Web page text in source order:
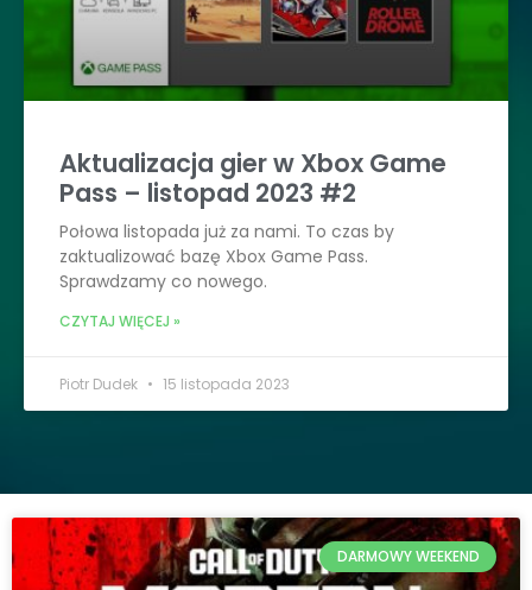
Aktualizacja gier w Xbox Game
Pass – listopad 2023 #2
Połowa listopada już za nami. To czas by
zaktualizować bazę Xbox Game Pass.
Sprawdzamy co nowego.
CZYTAJ WIĘCEJ »
Piotr Dudek 15 listopada 2023
DARMOWY WEEKEND